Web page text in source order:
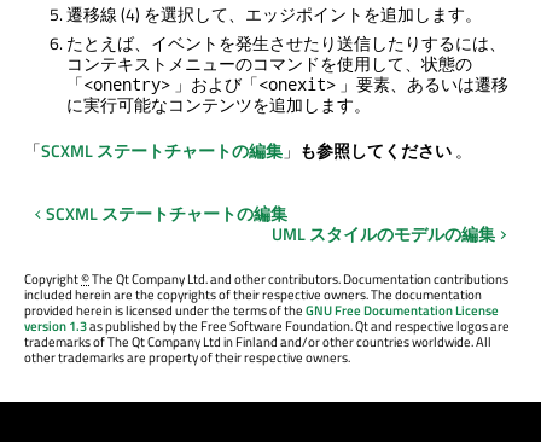
遷移線 (4) を選択して、エッジポイントを追加します。
たとえば、イベントを発生させたり送信したりするには、
コンテキストメニューのコマンドを使用して、状態の
「<onentry> 」および「<onexit> 」要素、あるいは遷移
に実行可能なコンテンツを追加します。
「SCXML ステートチャートの編集 」 も参照してください。
SCXML ステートチャートの編集
UML スタイルのモデルの編集
Copyright©The Qt Company Ltd. and other contributors. Documentation contributions
included herein are the copyrights of their respective owners. The documentation
provided herein is licensed under the terms of theGNU Free Documentation License
version 1.3as published by the Free Software Foundation. Qt and respective logos are
trademarks of The Qt Company Ltd in Finland and/or other countries worldwide. All
other trademarks are property of their respective owners.